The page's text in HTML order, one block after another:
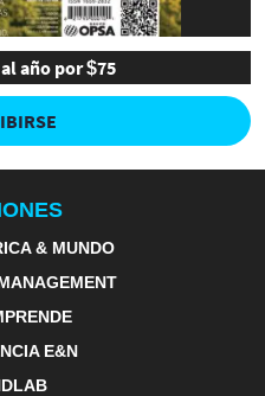
año por $75
& MUNDO
E&N